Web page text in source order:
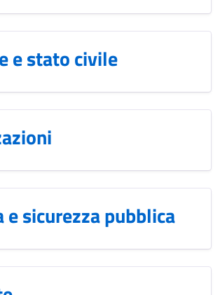
e stato civile
e sicurezza pubblica